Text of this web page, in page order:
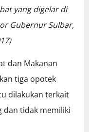
yang digelar di
Gubernur Sulbar,
dan Makanan
tiga opotek
dilakukan terkait
dan tidak memiliki